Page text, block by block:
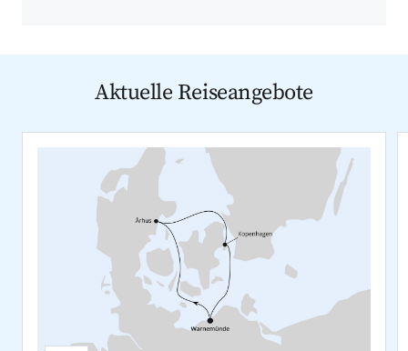
Aktuelle Reiseangebote